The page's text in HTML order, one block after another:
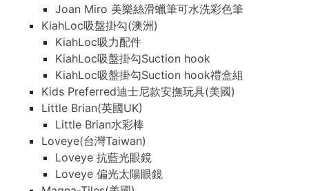
Joan Miro 美樂絲滑蠟筆可水洗彩色筆
KiahLoc吸盤掛勾(澳洲)
KiahLoc吸力配件
KiahLoc吸盤掛勾Suction hook
KiahLoc吸盤掛勾Suction hook禮盒組
Kids Preferred迪士尼款安撫玩具(美國)
Little Brian(英國UK)
Little Brian水彩棒
Loveye(台灣Taiwan)
Loveye 抗藍光眼鏡
Loveye 偏光太陽眼鏡